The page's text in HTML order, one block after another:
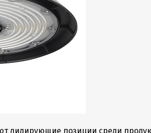
лидирующие позиции среди